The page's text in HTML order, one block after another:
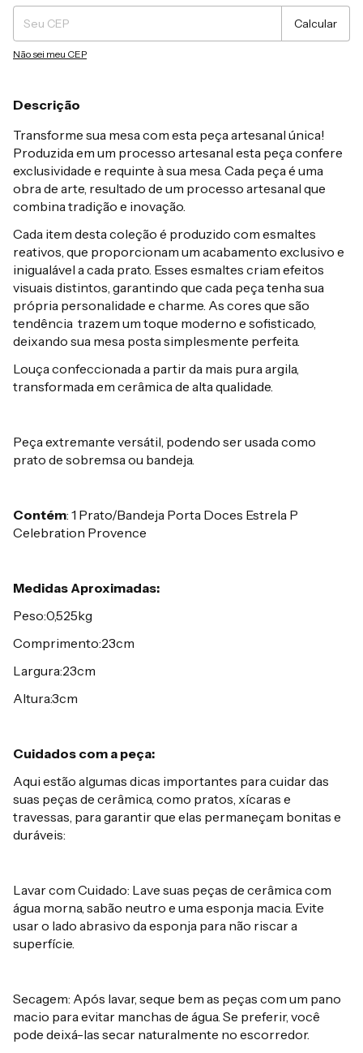
Calcular
Não sei meu CEP
Descrição
Transforme sua mesa com esta peça artesanal única!
Produzida em um processo artesanal esta peça confere
exclusividade e requinte à sua mesa. Cada peça é uma
obra de arte, resultado de um processo artesanal que
combina tradição e inovação.
Cada item desta coleção é produzido com esmaltes
reativos, que proporcionam um acabamento exclusivo e
inigualável a cada prato. Esses esmaltes criam efeitos
visuais distintos, garantindo que cada peça tenha sua
própria personalidade e charme. As cores que são
tendência trazem um toque moderno e sofisticado,
deixando sua mesa posta simplesmente perfeita.
Louça confeccionada a partir da mais pura argila,
transformada em cerâmica de alta qualidade.
Peça extremante versátil, podendo ser usada como
prato de sobremsa ou bandeja.
Contém: 1 Prato/Bandeja Porta Doces Estrela P
Celebration Provence
Medidas Aproximadas:
Peso:0,525kg
Comprimento:23cm
Largura:23cm
Altura:3cm
Cuidados com a peça:
Aqui estão algumas dicas importantes para cuidar das
suas peças de cerâmica, como pratos, xícaras e
travessas, para garantir que elas permaneçam bonitas e
duráveis:
Lavar com Cuidado: Lave suas peças de cerâmica com
água morna, sabão neutro e uma esponja macia. Evite
usar o lado abrasivo da esponja para não riscar a
superfície.
Secagem: Após lavar, seque bem as peças com um pano
macio para evitar manchas de água. Se preferir, você
pode deixá-las secar naturalmente no escorredor.